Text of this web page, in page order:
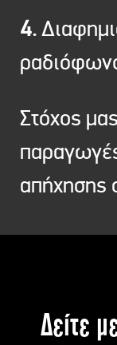
4.
Στόχος
απήχησης
Δείτε